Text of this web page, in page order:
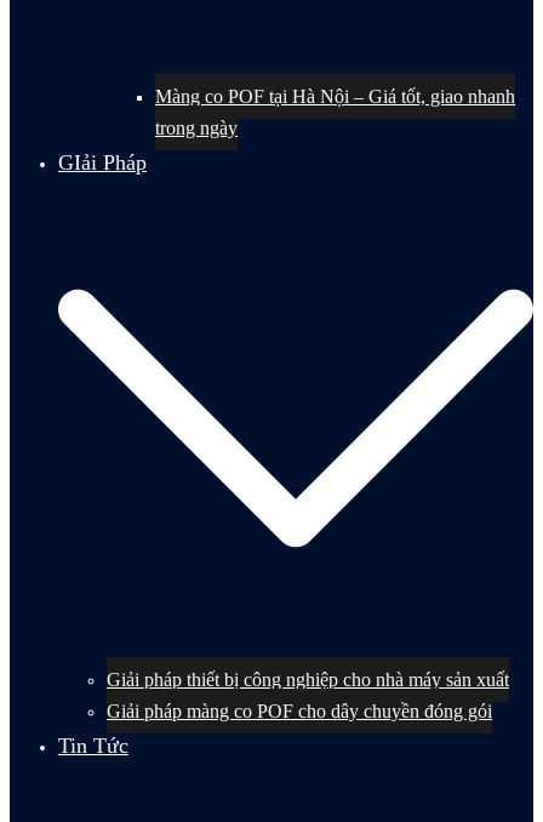
Màng co POF tại Hà Nội – Giá tốt, giao nhanh
trong ngày
GIải Pháp
Giải pháp thiết bị công nghiệp cho nhà máy sản xuất
Giải pháp màng co POF cho dây chuyền đóng gói
Tin Tức